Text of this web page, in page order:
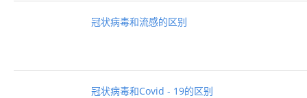
冠状病毒和流感的区别
冠状病毒和Covid - 19的区别